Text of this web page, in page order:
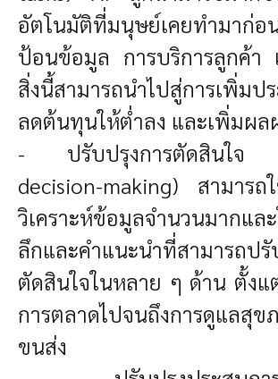
อัตโนมัติที่มนุษย์เคยทำมาก่
ป้อนข้อมูล การบริการลูกค้า
สิ่งนี้สามารถนำไปสู่การเพิ่มป
ลดต้นทุนให้ต่ำลง และเพิ่มผล
- ปรับปรุงการตัดสินใจ
decision-making) สามาร
วิเคราะห์ข้อมูลจำนวนมากแล
ลึกและคำแนะนำที่สามารถปรั
ตัดสินใจในหลาย ๆ ด้าน ตั้งแ
การตลาดไปจนถึงการดูแลสุข
ขนส่ง